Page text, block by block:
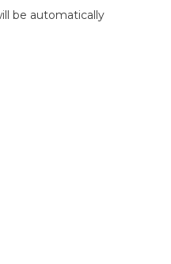
be automatically